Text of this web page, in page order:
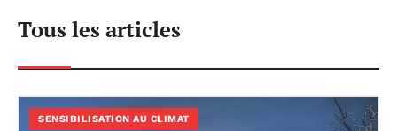
Tous les articles
SENSIBILISATION AU CLIMAT